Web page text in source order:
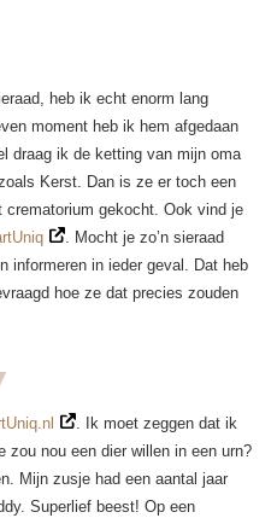
heb ik echt enorm lang
moment heb ik hem afgedaan
draag ik de ketting van mijn oma
Kerst. Dan is ze er toch een
crematorium gekocht. Ook vind je
. Mocht je zo’n sieraad
informeren in ieder geval. Dat heb
hoe ze dat precies zouden
. Ik moet zeggen dat ik
zou nou een dier willen in een urn?
Mijn zusje had een aantal jaar
Superlief beest! Op een